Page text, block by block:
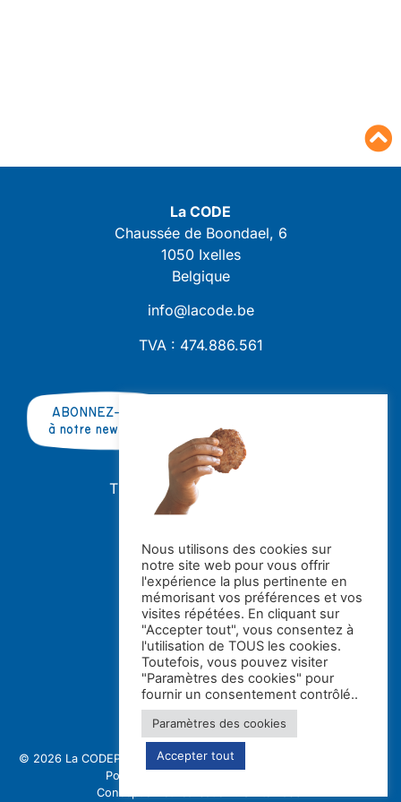
La CODE
Chaussée de Boondael, 6
1050 Ixelles
Belgique
info@lacode.be
TVA : 474.886.561
ABONNEZ-VOUS
à notre newsletter
TRAVAILLER AVEC NOUS ?
STAGES
Avec le soutien de la
© 2026 La CODEPolitique de confidentialité et gestion des cookies
Politique de protection des enfants
Conception et réalisation : Switch asbl
Nous utilisons des cookies sur
notre site web pour vous offrir
l'expérience la plus pertinente en
mémorisant vos préférences et vos
visites répétées. En cliquant sur
"Accepter tout", vous consentez à
l'utilisation de TOUS les cookies.
Toutefois, vous pouvez visiter
"Paramètres des cookies" pour
fournir un consentement contrôlé..
Paramètres des cookies
Accepter tout